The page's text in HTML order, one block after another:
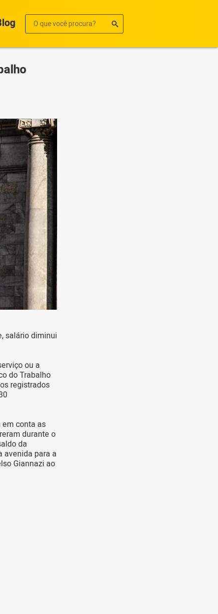
salário diminui
ou a
do Trabalho
registrados
em conta as
durante o
da
avenida para a
Giannazi ao